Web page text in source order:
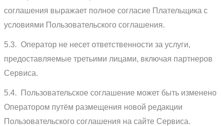
соглашения выражает полное согласие Плательщика с
условиями Пользовательского соглашения.
5.3. Оператор не несет ответственности за услуги,
предоставляемые третьими лицами, включая партнеров
Сервиса.
5.4. Пользовательское соглашение может быть изменено
Оператором путём размещения новой редакции
Пользовательского соглашения на сайте Сервиса.